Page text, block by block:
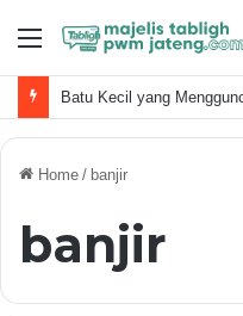
Menu
Home / banjir
banjir